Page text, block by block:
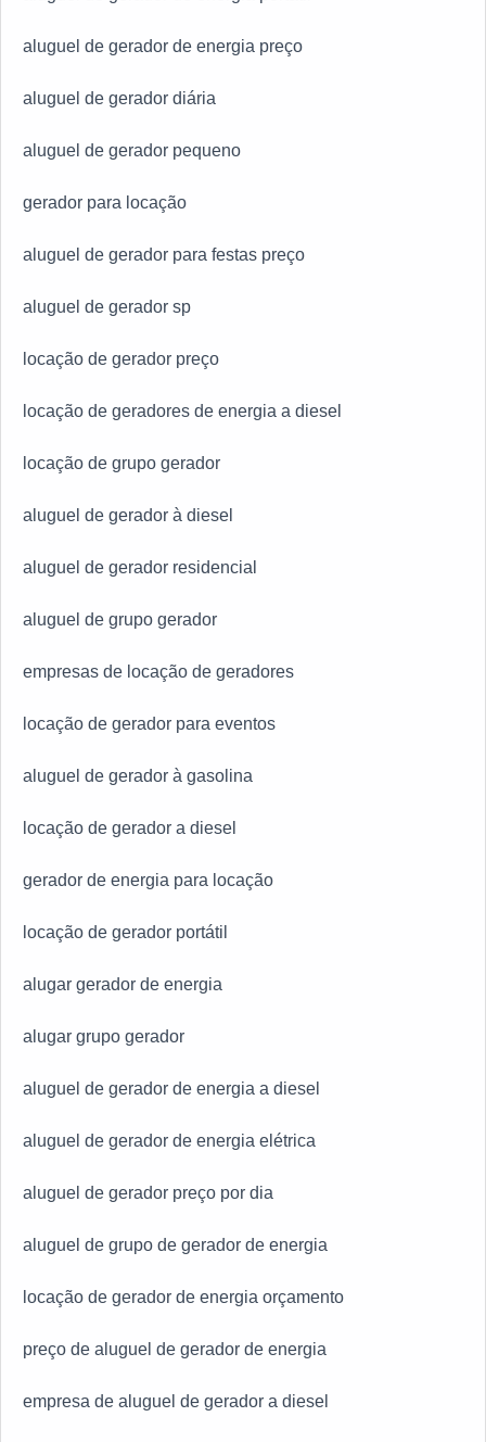
aluguel de gerador de energia preço
aluguel de gerador diária
aluguel de gerador pequeno
gerador para locação
aluguel de gerador para festas preço
aluguel de gerador sp
locação de gerador preço
locação de geradores de energia a diesel
locação de grupo gerador
aluguel de gerador à diesel
aluguel de gerador residencial
aluguel de grupo gerador
empresas de locação de geradores
locação de gerador para eventos
aluguel de gerador à gasolina
locação de gerador a diesel
gerador de energia para locação
locação de gerador portátil
alugar gerador de energia
alugar grupo gerador
aluguel de gerador de energia a diesel
aluguel de gerador de energia elétrica
aluguel de gerador preço por dia
aluguel de grupo de gerador de energia
locação de gerador de energia orçamento
preço de aluguel de gerador de energia
empresa de aluguel de gerador a diesel